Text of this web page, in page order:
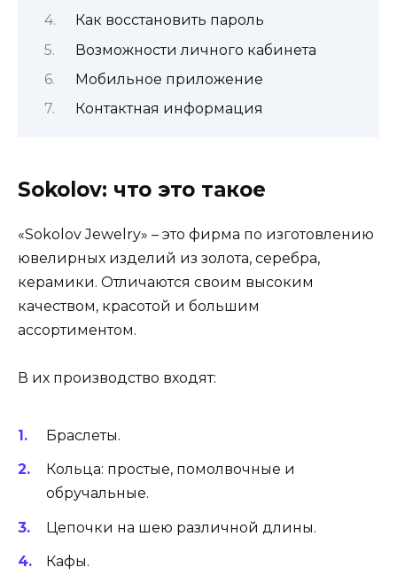
Как восстановить пароль
Возможности личного кабинета
Мобильное приложение
Контактная информация
Sokolov: что это такое
«Sokolov Jewelry» – это фирма по изготовлению
ювелирных изделий из золота, серебра,
керамики. Отличаются своим высоким
качеством, красотой и большим
ассортиментом.
В их производство входят:
Браслеты.
Кольца: простые, помолвочные и
обручальные.
Цепочки на шею различной длины.
Кафы.